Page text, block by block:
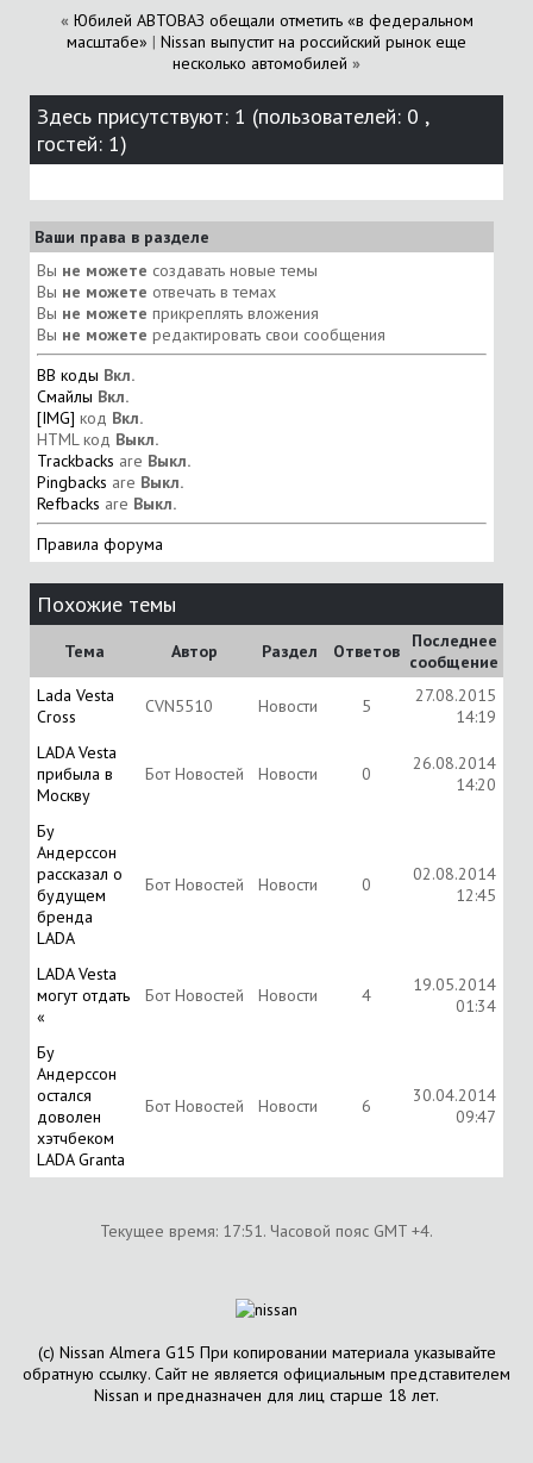
« Юбилей АВТОВАЗ обещали отметить «в федеральном
масштабе» | Nissan выпустит на российский рынок еще
несколько автомобилей »
Здесь присутствуют: 1 (пользователей: 0 ,
гостей: 1)
Ваши права в разделе
Вы не можете создавать новые темы
Вы не можете отвечать в темах
Вы не можете прикреплять вложения
Вы не можете редактировать свои сообщения
BB коды Вкл.
Смайлы Вкл.
[IMG] код Вкл.
HTML код Выкл.
Trackbacks are Выкл.
Pingbacks are Выкл.
Refbacks are Выкл.
Правила форума
Похожие темы
Тема Автор Раздел Ответов
Последнее
сообщение
Lada Vesta
Cross
CVN5510 Новости 5
27.08.2015
14:19
LADA Vesta
прибыла в
Москву
Бот Новостей Новости 0
26.08.2014
14:20
Бу
Андерссон
рассказал о
будущем
бренда
LADA
Бот Новостей Новости 0
02.08.2014
12:45
LADA Vesta
могут отдать
«
Бот Новостей Новости 4
19.05.2014
01:34
Бу
Андерссон
остался
доволен
хэтчбеком
LADA Granta
Бот Новостей Новости 6
30.04.2014
09:47
Текущее время: 17:51. Часовой пояс GMT +4.
(с) Nissan Almera G15 При копировании материала указывайте
обратную ссылку. Сайт не является официальным представителем
Nissan и предназначен для лиц старше 18 лет.